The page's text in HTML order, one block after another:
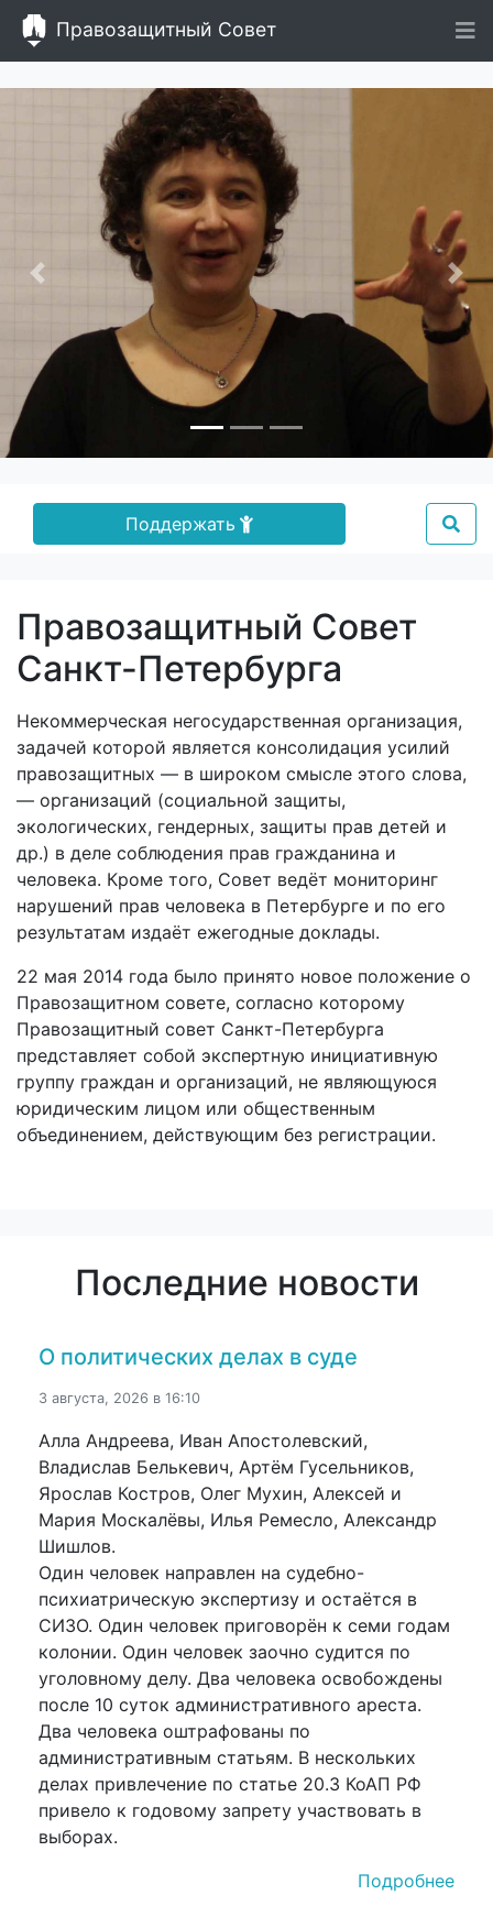
Правозащитный Совет
Назад
Поддержать
Правозащитный Совет
Санкт-Петербурга
Некоммерческая негосударственная организация,
задачей которой является консолидация усилий
правозащитных — в широком смысле этого слова,
— организаций (социальной защиты,
экологических, гендерных, защиты прав детей и
др.) в деле соблюдения прав гражданина и
человека. Кроме того, Совет ведёт мониторинг
нарушений прав человека в Петербурге и по его
результатам издаёт ежегодные доклады.
22 мая 2014 года было принято новое положение о
Правозащитном совете, согласно которому
Правозащитный совет Санкт-Петербурга
представляет собой экспертную инициативную
группу граждан и организаций, не являющуюся
юридическим лицом или общественным
объединением, действующим без регистрации.
Последние новости
О политических делах в суде
3 августа, 2026 в 16:10
Алла Андреева, Иван Апостолевский,
Владислав Белькевич, Артём Гусельников,
Ярослав Костров, Олег Мухин, Алексей и
Мария Москалёвы, Илья Ремесло, Александр
Шишлов.
Один человек направлен на судебно-
психиатрическую экспертизу и остаётся в
СИЗО. Один человек приговорён к семи годам
колонии. Один человек заочно судится по
уголовному делу. Два человека освобождены
после 10 суток административного ареста.
Два человека оштрафованы по
административным статьям. В нескольких
делах привлечение по статье 20.3 КоАП РФ
привело к годовому запрету участвовать в
выборах.
Подробнее